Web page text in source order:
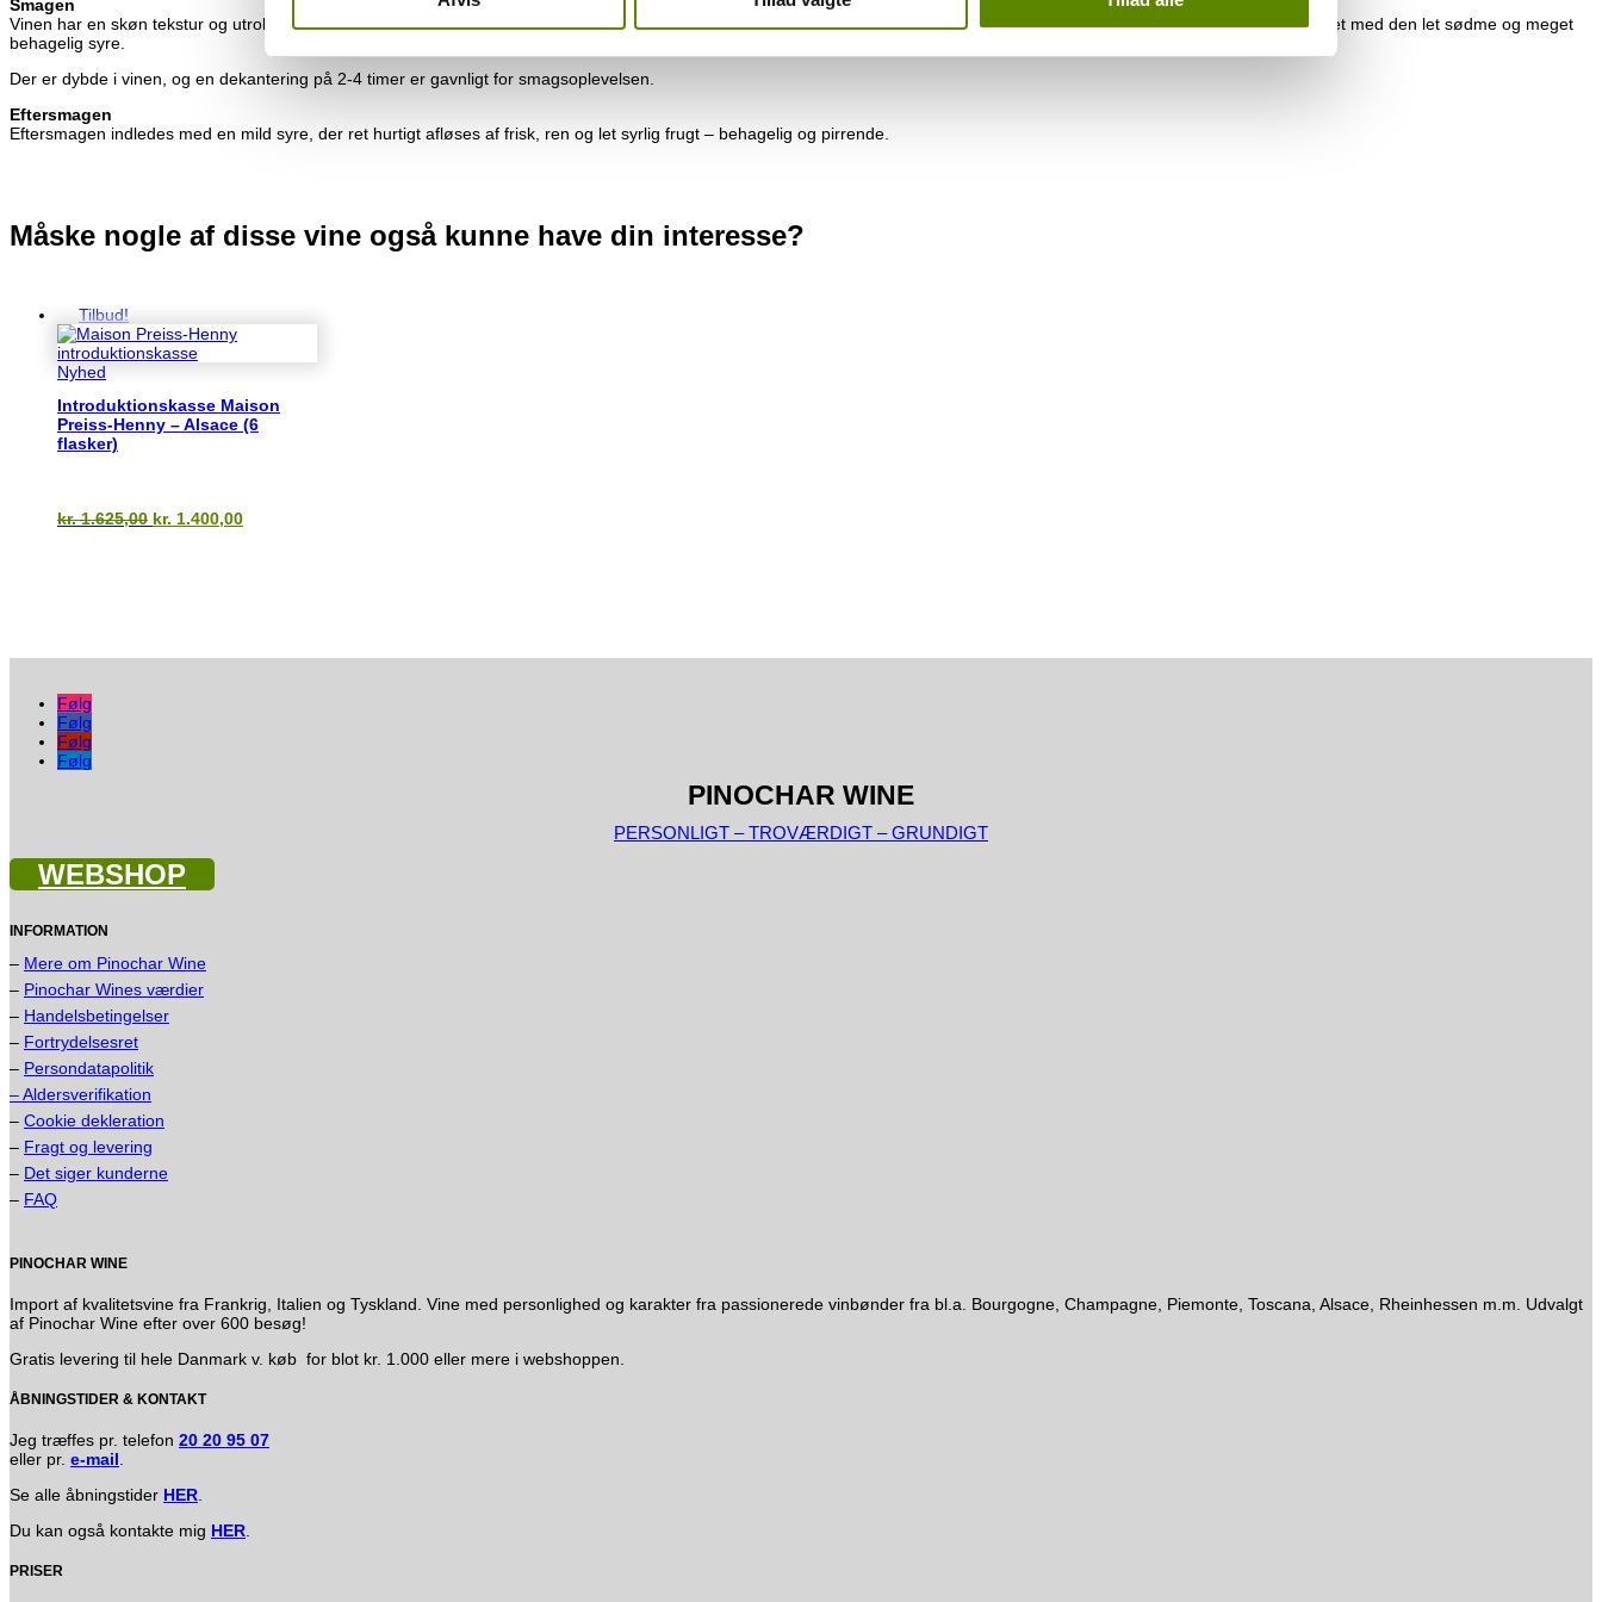
Smagen
Vinen har en skøn tekstur og utrolig dejlig ”mouthfeel”. Den er elegant og koncentreret på en og samme tid – for mig et sikkert kvalitetstegn. Den er ren, harmonisk og balanceret med den let sødme og meget
behagelig syre.
Der er dybde i vinen, og en dekantering på 2-4 timer er gavnligt for smagsoplevelsen.
Eftersmagen
Eftersmagen indledes med en mild syre, der ret hurtigt afløses af frisk, ren og let syrlig frugt – behagelig og pirrende.
Måske nogle af disse vine også kunne have din interesse?
Tilbud!
Nyhed
Introduktionskasse Maison
Preiss-Henny – Alsace (6
flasker)
kr.1.625,00 Den
kr. 1.400,00Den
Følg
Følg
Følg
Følg
PINOCHAR WINE
PERSONLIGT – TROVÆRDIGT – GRUNDIGT
WEBSHOP
INFORMATION
– Mere om Pinochar Wine
– Pinochar Wines værdier
– Handelsbetingelser
– Fortrydelsesret
– Persondatapolitik
– Aldersverifikation
– Cookie dekleration
– Fragt og levering
– Det siger kunderne
– FAQ
PINOCHAR WINE
Import af kvalitetsvine fra Frankrig, Italien og Tyskland. Vine med personlighed og karakter fra passionerede vinbønder fra bl.a. Bourgogne, Champagne, Piemonte, Toscana, Alsace, Rheinhessen m.m. Udvalgt
af Pinochar Wine efter over 600 besøg!
Gratis levering til hele Danmark v. køb for blot kr. 1.000 eller mere i webshoppen.
ÅBNINGSTIDER & KONTAKT
Jeg træffes pr. telefon 20 20 95 07
eller pr. e-mail
Se alle åbningstider HER
Du kan også kontakte mig HER
PRISER